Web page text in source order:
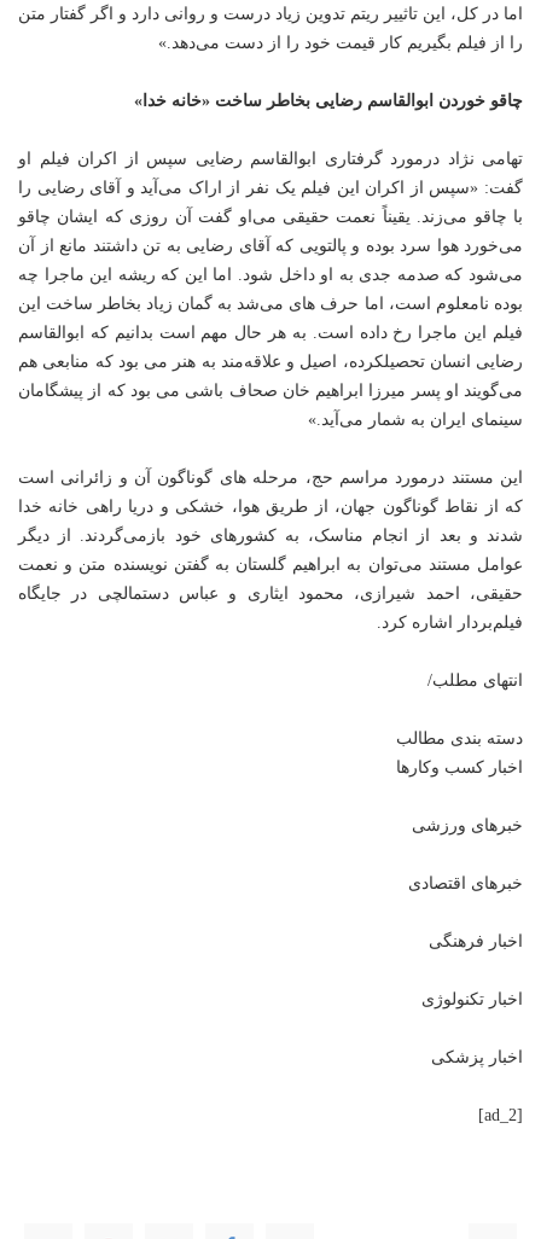
اما در کل، این تاثییر ریتم تدوین زیاد درست و روانی دارد و اگر گفتار متن
را از فیلم بگیریم کار قیمت خود را از دست می‌دهد.»
چاقو خوردن ابوالقاسم رضایی بخاطر ساخت «خانه خدا»
تهامی نژاد درمورد گرفتاری ابوالقاسم رضایی سپس از اکران فیلم او
گفت: «سپس از اکران این فیلم یک نفر از اراک می‌آید و آقای رضایی را
با چاقو می‌زند. یقیناً نعمت حقیقی می‌او گفت آن روزی که ایشان چاقو
می‌خورد هوا سرد بوده و پالتویی که آقای رضایی به تن داشتند مانع از آن
می‌شود که صدمه جدی به او داخل شود. اما این که ریشه این ماجرا چه
بوده نامعلوم است، اما حرف های می‌شد به گمان زیاد بخاطر ساخت این
فیلم این ماجرا رخ داده است. به هر حال مهم است بدانیم که ابوالقاسم
رضایی انسان تحصیلکرده، اصیل و علاقه‌مند به هنر می بود که منابعی هم
می‌گویند او پسر میرزا ابراهیم خان صحاف باشی می بود که از پیشگامان
سینمای ایران به شمار می‌آید.»
این مستند درمورد مراسم حج، مرحله های گوناگون آن و زائرانی است
که از نقاط گوناگون جهان، از طریق هوا، خشکی و دریا راهی خانه خدا
شدند و بعد از انجام مناسک، به کشورهای خود بازمی‌گردند. از دیگر
عوامل مستند می‌توان به ابراهیم گلستان به گفتن نویسنده متن و نعمت
حقیقی، احمد شیرازی، محمود ایثاری و عباس دستمالچی در جایگاه
فیلم‌بردار اشاره کرد.
انتهای مطلب/
دسته بندی مطالب
اخبار کسب وکارها
خبرهای ورزشی
خبرهای اقتصادی
اخبار فرهنگی
اخبار تکنولوژی
اخبار پزشکی
[ad_2]